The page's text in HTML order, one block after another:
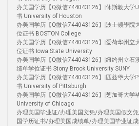
办美国学历【Q微信744043126】|休斯敦大学
书 University of Houston
办美国学历【Q微信744043126】|波士顿學院
位证书 BOSTON College
办美国学历【Q微信744043126】|爱荷华州立
位证书 Iowa State University
办美国学历【Q微信744043126】|纽约州立石
绩单学位证书 Stony Brook University SUNY
办美国学历【Q微信744043126】|匹兹堡大学
书 University of Pittsburgh
办美国学历【Q微信744043126】|芝加哥大学
University of Chicago
办理美国毕业证/办理美国文凭/办理美国假文
国学历证书/办理美国成绩单/办理美国毕业证